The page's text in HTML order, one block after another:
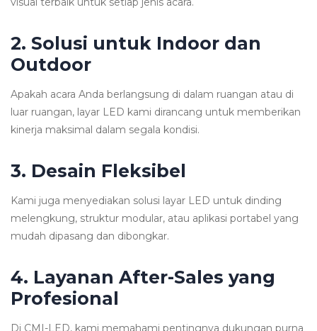
2. Solusi untuk Indoor dan
Outdoor
Apakah acara Anda berlangsung di dalam ruangan atau di
luar ruangan, layar LED kami dirancang untuk memberikan
kinerja maksimal dalam segala kondisi.
3. Desain Fleksibel
Kami juga menyediakan solusi layar LED untuk dinding
melengkung, struktur modular, atau aplikasi portabel yang
mudah dipasang dan dibongkar.
4. Layanan After-Sales yang
Profesional
Di CMI-LED, kami memahami pentingnya dukungan purna